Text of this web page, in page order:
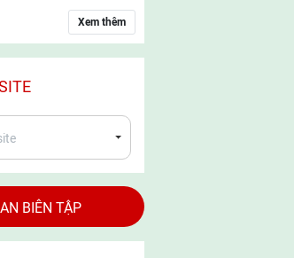
Xem thêm
BIÊN TẬP